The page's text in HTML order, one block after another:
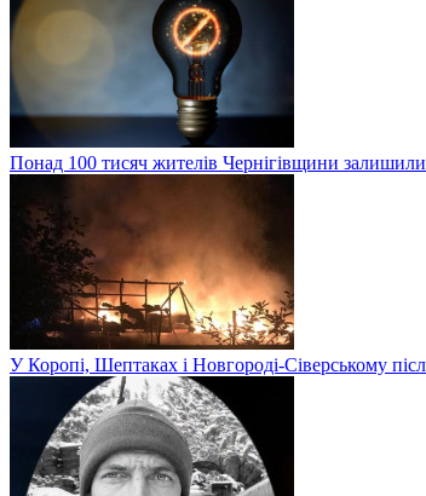
Понад 100 тисяч жителів Чернігівщини
У Коропі, Шептаках і Новгороді-Сіверському